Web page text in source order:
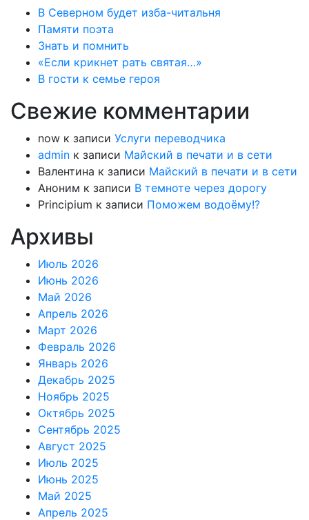
В Северном будет изба-читальня
Памяти поэта
Знать и помнить
«Если крикнет рать святая…»
В гости к семье героя
Свежие комментарии
now к записи Услуги переводчика
admin к записи Майский в печати и в сети
Валентина к записи Майский в печати и в сети
Аноним к записи В темноте через дорогу
Principium к записи Поможем водоёму!?
Архивы
Июль 2026
Июнь 2026
Май 2026
Апрель 2026
Март 2026
Февраль 2026
Январь 2026
Декабрь 2025
Ноябрь 2025
Октябрь 2025
Сентябрь 2025
Август 2025
Июль 2025
Июнь 2025
Май 2025
Апрель 2025